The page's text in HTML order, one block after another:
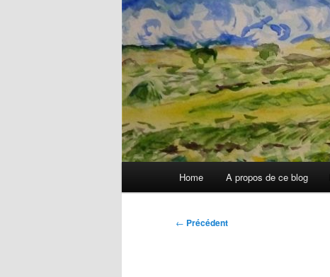
Home A propos de ce blog
Navigation
← Précédent